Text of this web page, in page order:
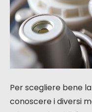
Per scegliere bene
conoscere i diversi